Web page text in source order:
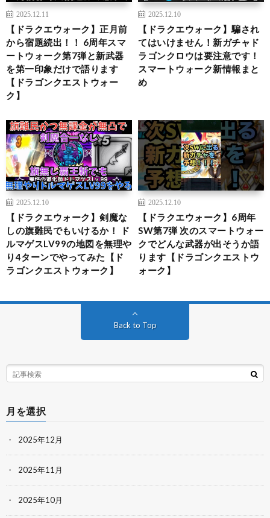
2025.12.11
【ドラクエウォーク】正月前
から宿題続出！！ 6周年スマ
ートウォーク第7弾と新武器
を第一印象だけで語ります
【ドラゴンクエストウォー
ク】
2025.12.10
【ドラクエウォーク】騙され
てはいけません！新ガチャド
ラゴンクロウは要注意です！
スマートウォーク新情報まと
め
2025.12.10
【ドラクエウォーク】剣魔な
しの旗難民でもいけるか！ ド
ルマゲスLV99の地図を無理や
り4ターンでやってみた【ド
ラゴンクエストウォーク】
2025.12.10
【ドラクエウォーク】6周年
SW第7弾 次のスマートウォー
クでどんな武器が出そうか語
ります【ドラゴンクエストウ
ォーク】
Back to Top
月を選択
2025年12月
2025年11月
2025年10月